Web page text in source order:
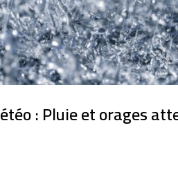
: Pluie et orages